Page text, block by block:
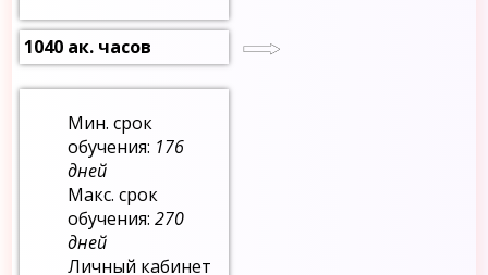
1040 ак. часов
Мин. срок
обучения: 176
дней
Макс. срок
обучения:270
дней
Личный кабинет